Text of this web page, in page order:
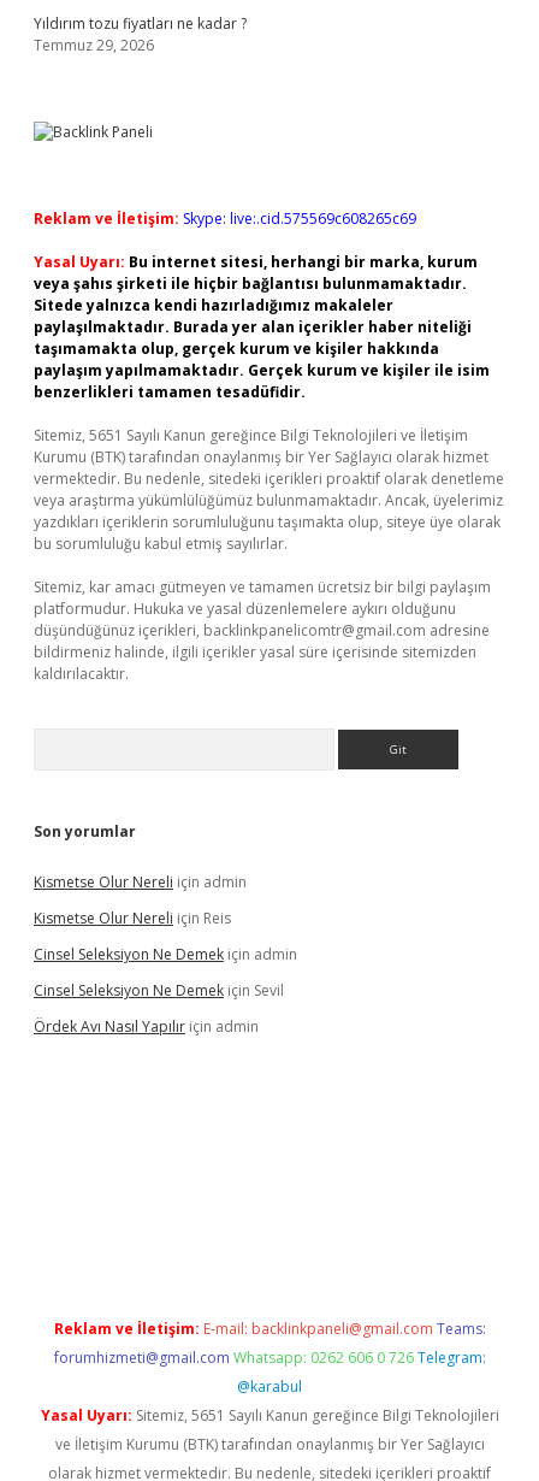
Yıldırım tozu fiyatları ne kadar ?
Temmuz 29, 2026
Reklam ve İletişim: Skype: live:.cid.575569c608265c69
Yasal Uyarı: Bu internet sitesi, herhangi bir marka, kurum
veya şahıs şirketi ile hiçbir bağlantısı bulunmamaktadır.
Sitede yalnızca kendi hazırladığımız makaleler
paylaşılmaktadır. Burada yer alan içerikler haber niteliği
taşımamakta olup, gerçek kurum ve kişiler hakkında
paylaşım yapılmamaktadır. Gerçek kurum ve kişiler ile isim
benzerlikleri tamamen tesadüfidir.
Sitemiz, 5651 Sayılı Kanun gereğince Bilgi Teknolojileri ve İletişim
Kurumu (BTK) tarafından onaylanmış bir Yer Sağlayıcı olarak hizmet
vermektedir. Bu nedenle, sitedeki içerikleri proaktif olarak denetleme
veya araştırma yükümlülüğümüz bulunmamaktadır. Ancak, üyelerimiz
yazdıkları içeriklerin sorumluluğunu taşımakta olup, siteye üye olarak
bu sorumluluğu kabul etmiş sayılırlar.
Sitemiz, kar amacı gütmeyen ve tamamen ücretsiz bir bilgi paylaşım
platformudur. Hukuka ve yasal düzenlemelere aykırı olduğunu
düşündüğünüz içerikleri, backlinkpanelicomtr@gmail.com adresine
bildirmeniz halinde, ilgili içerikler yasal süre içerisinde sitemizden
kaldırılacaktır.
Son yorumlar
Kismetse Olur Nereli için admin
Kismetse Olur Nereli için Reis
Cinsel Seleksiyon Ne Demek için admin
Cinsel Seleksiyon Ne Demek için Sevil
Ördek Avı Nasıl Yapılır için admin
Reklam ve İletişim: E-mail: backlinkpaneli@gmail.com Teams:
forumhizmeti@gmail.com Whatsapp: 0262 606 0 726 Telegram:
@karabul
Yasal Uyarı: Sitemiz, 5651 Sayılı Kanun gereğince Bilgi Teknolojileri
ve İletişim Kurumu (BTK) tarafından onaylanmış bir Yer Sağlayıcı
olarak hizmet vermektedir. Bu nedenle, sitedeki içerikleri proaktif